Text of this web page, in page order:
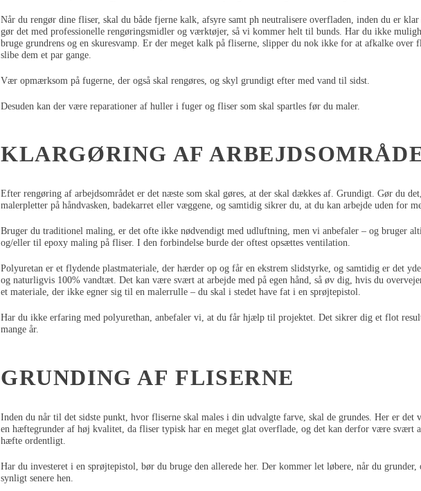
Når du rengør dine fliser, skal du både fjerne kalk, afsyre samt ph neutralisere overfladen, inden du er
gør det med professionelle rengøringsmidler og værktøjer, så vi kommer helt til bunds. Har du ikke
bruge grundrens og en skuresvamp. Er der meget kalk på fliserne, slipper du nok ikke for at afkalke over
slibe dem et par gange.
Vær opmærksom på fugerne, der også skal rengøres, og skyl grundigt efter med vand til sidst.
Desuden kan der være reparationer af huller i fuger og fliser som skal spartles før du maler.
KLARGØRING AF
Efter rengøring af arbejdsområdet er det næste som skal gøres, at der skal dækkes af. Grundigt. Gør du
malerpletter på håndvasken, badekarret eller væggene, og samtidig sikrer du, at du kan arbejde uden for
Bruger du traditionel maling, er det ofte ikke nødvendigt med udluftning, men vi anbefaler – og bruger
og/eller til epoxy maling på fliser. I den forbindelse burde der oftest opsættes ventilation.
Polyuretan er et flydende plastmateriale, der hærder op og får en ekstrem slidstyrke, og samtidig er det
og naturligvis 100% vandtæt. Det kan være svært at arbejde med på egen hånd, så øv dig, hvis du
et materiale, der ikke egner sig til en malerrulle – du skal i stedet have fat i en sprøjtepistol.
Har du ikke erfaring med polyurethan, anbefaler vi, at du får hjælp til projektet. Det sikrer dig et flot
mange år.
GRUNDING AF FLISERNE
Inden du når til det sidste punkt, hvor fliserne skal males i din udvalgte farve, skal de grundes. Her er det
en hæftegrunder af høj kvalitet, da fliser typisk har en meget glat overflade, og det kan derfor være svært
hæfte ordentligt.
Har du investeret i en sprøjtepistol, bør du bruge den allerede her. Der kommer let løbere, når du
synligt senere hen.